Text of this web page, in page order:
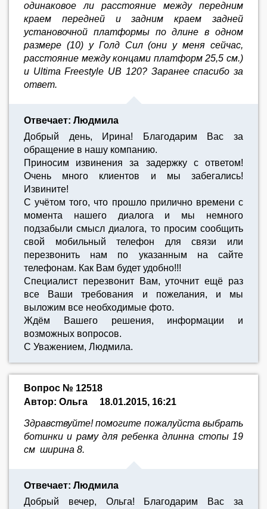
одинаковое ли расстояние между передним
краем передней и задним краем задней
установочной платформы по длине в одном
размере (10) у Голд Сил (они у меня сейчас,
расстояние между концами платформ 25,5 см.)
и Ultima Freestyle UB 120? Заранее спасибо за
ответ.
Отвечает: Людмила
Добрый день, Ирина! Благодарим Вас за
обращение в нашу компанию.
Приносим извинения за задержку с ответом!
Очень много клиентов и мы забегались!
Извините!
С учётом того, что прошло прилично времени с
момента нашего диалога и мы немного
подзабыли смысл диалога, то просим сообщить
свой мобильный телефон для связи или
перезвонить нам по указанным на сайте
телефонам. Как Вам будет удобно!!!
Специалист перезвонит Вам, уточнит ещё раз
все Ваши требования и пожелания, и мы
выложим все необходимые фото.
Ждём Вашего решения, информации и
возможных вопросов.
С Уважением, Людмила.
Вопрос № 12518
Автор: Ольга
18.01.2015, 16:21
Здравствуйте! помогите пожалуйста выбрать
ботинки и раму для ребенка длинна стопы 19
см ширина 8.
Отвечает: Людмила
Добрый вечер, Ольга! Благодарим Вас за